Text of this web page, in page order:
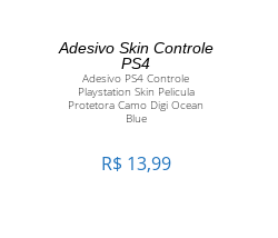
ADICIONAR AO
CARRINHO
Adesivo Skin Controle
PS4
Adesivo PS4 Controle
Playstation Skin Pelicula
Protetora Camo Digi Ocean
Blue
R$ 13,99